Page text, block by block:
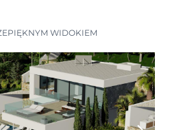
WIDOKIEM